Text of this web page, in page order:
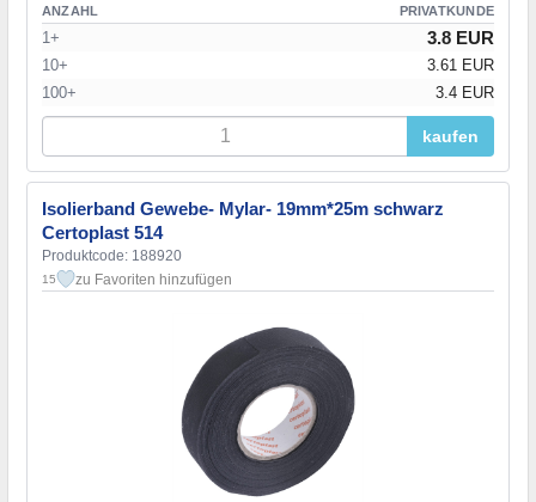
ANZAHL PRIVATKUNDE
1+ 3.8 EUR
10+
3.61 EUR
100+
3.4 EUR
kaufen
Isolierband Gewebe- Mylar- 19mm*25m schwarz
Certoplast 514
Produktcode: 188920
15 zu Favoriten hinzufügen